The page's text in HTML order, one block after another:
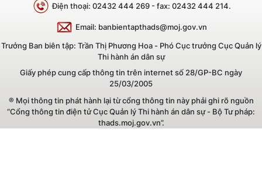
Điện thoại: 02432 444 269 - fax: 02432 444 214.
Email: banbientapthads@moj.gov.vn
Trưởng Ban biên tập: Trần Thị Phương Hoa - Phó Cục trưởng Cục Quản lý
Thi hành án dân sự
Giấy phép cung cấp thông tin trên internet số 28/GP-BC ngày
25/03/2005
® Mọi thông tin phát hành lại từ cổng thông tin này phải ghi rõ nguồn
“Cổng thông tin điện tử Cục Quản lý Thi hành án dân sự - Bộ Tư pháp:
thads.moj.gov.vn”.